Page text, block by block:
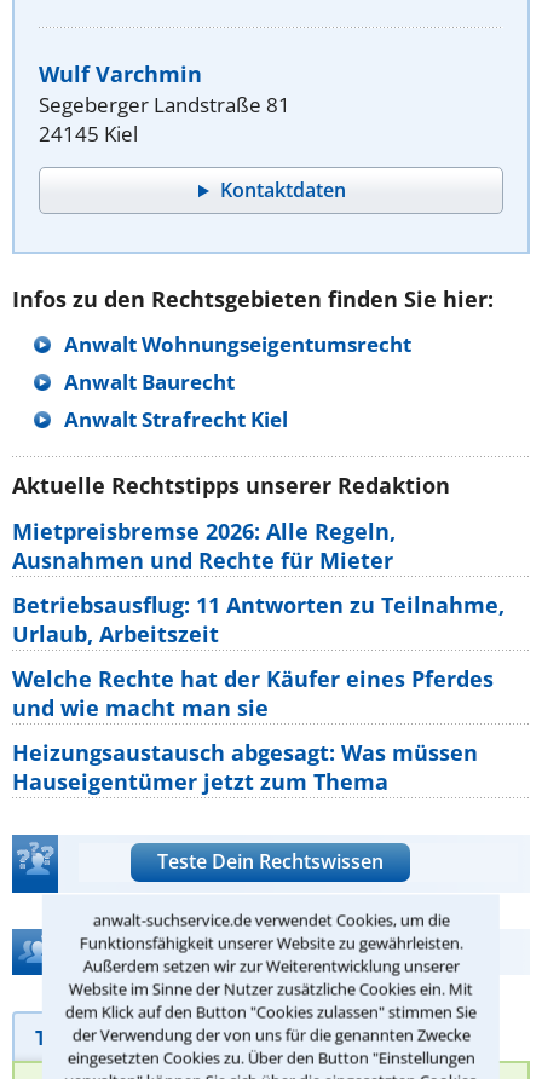
anwalt-suchservice.de verwendet Cookies, um die
Funktionsfähigkeit unserer Website zu gewährleisten.
Außerdem setzen wir zur Weiterentwicklung unserer
Website im Sinne der Nutzer zusätzliche Cookies ein. Mit
dem Klick auf den Button "Cookies zulassen" stimmen Sie
der Verwendung der von uns für die genannten Zwecke
eingesetzten Cookies zu. Über den Button "Einstellungen
Wulf Varchmin
Segeberger Landstraße 81
24145 Kiel
Kontaktdaten
Infos zu den Rechtsgebieten finden Sie hier:
Anwalt Wohnungseigentumsrecht
Anwalt Baurecht
Anwalt Strafrecht Kiel
Aktuelle Rechtstipps unserer Redaktion
Mietpreisbremse 2026: Alle Regeln,
Ausnahmen und Rechte für Mieter
Betriebsausflug: 11 Antworten zu Teilnahme,
Urlaub, Arbeitszeit
Welche Rechte hat der Käufer eines Pferdes
und wie macht man sie
Heizungsaustausch abgesagt: Was müssen
Hauseigentümer jetzt zum Thema
Teste Dein Rechtswissen
Hilfe bei Ihrer Anwaltsuche?
Telefonhilfe Beratungsanfrage